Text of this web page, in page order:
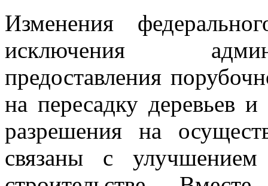
Изменения
исключения
предоставления
на пересадку деревьев
разрешения на
связаны с улучшением